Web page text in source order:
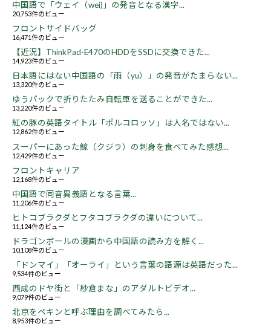
中国語で「ウェイ（wei)」の発音となる漢字...
20,753件のビュー
フロントサイドバッグ
16,471件のビュー
【近況】ThinkPad-E470のHDDをSSDに交換できた...
14,923件のビュー
日本語にはない中国語の「雨（yu）」の発音がたまらない...
13,320件のビュー
ゆうパックで折りたたみ自転車を送ることができた...
13,220件のビュー
紅の豚の英語タイトル「ポルコロッソ」は人名ではない...
12,862件のビュー
スーパーにあった鯨（クジラ）の刺身を食べてみた感想...
12,429件のビュー
フロントキャリア
12,168件のビュー
中国語で同音異義語となる言葉...
11,206件のビュー
ヒトコブラクダとフタコブラクダの違いについて...
11,124件のビュー
ドラゴンボールの漫画から中国語の読み方を解く...
10,108件のビュー
「ドンマイ」「オーライ」という言葉の語源は英語だった...
9,534件のビュー
西成のドヤ街と「紗倉まな」のアダルトビデオ...
9,079件のビュー
北京をペキンと呼ぶ理由を調べてみたら...
8,953件のビュー